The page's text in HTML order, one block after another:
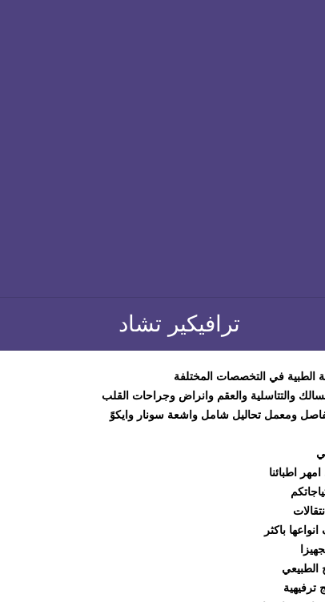
ترافيكير تشاد
الطبية في التخصصات المختلفة
والتتاسلية والعقم وانراض وجراحات القلب
ومعمل تحاليل شامل واشعة سونار وايكوً
اطبائنا
باكثر
الطبيعي
ترفيهية